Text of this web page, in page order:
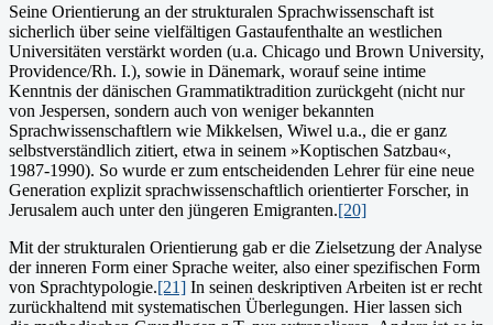
Seine Orientierung an der strukturalen Sprachwissenschaft ist
sicherlich über seine vielfältigen Gastaufenthalte an westlichen
Universitäten verstärkt worden (u.a. Chicago und Brown University,
Providence/Rh. I.), sowie in Dänemark, worauf seine intime
Kenntnis der dänischen Grammatiktradition zurückgeht (nicht nur
von Jespersen, sondern auch von weniger bekannten
Sprachwissenschaftlern wie Mikkelsen, Wiwel u.a., die er ganz
selbstverständlich zitiert, etwa in seinem »Koptischen Satzbau«,
1987-1990). So wurde er zum entscheidenden Lehrer für eine neue
Generation explizit sprachwissenschaftlich orientierter Forscher, in
Jerusalem auch unter den jüngeren Emigranten.[20]
Mit der strukturalen Orientierung gab er die Zielsetzung der Analyse
der inneren Form einer Sprache weiter, also einer spezifischen Form
von Sprachtypologie.[21] In seinen deskriptiven Arbeiten ist er recht
zurückhaltend mit systematischen Überlegungen. Hier lassen sich